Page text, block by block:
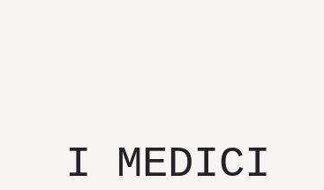
I MEDICI